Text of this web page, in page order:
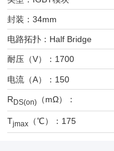
封装：34mm
电路拓扑：Half Bridge
耐压（V）：1700
电流（A）：150
RDS(on) （mΩ）：
Tjmax （℃）：175